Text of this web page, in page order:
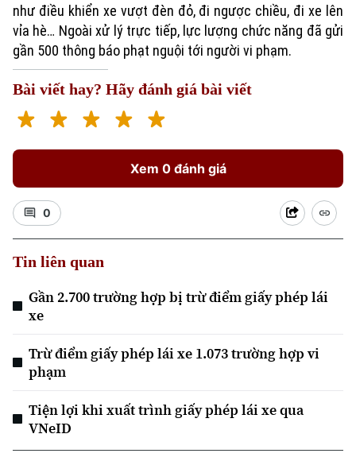
như điều khiển xe vượt đèn đỏ, đi ngược chiều, đi xe lên
vỉa hè… Ngoài xử lý trực tiếp, lực lượng chức năng đã gửi
gần 500 thông báo phạt nguội tới người vi phạm.
Bài viết hay? Hãy đánh giá bài viết
Xem 0 đánh giá
0
Tin liên quan
Gần 2.700 trường hợp bị trừ điểm giấy phép lái
xe
Trừ điểm giấy phép lái xe 1.073 trường hợp vi
phạm
Tiện lợi khi xuất trình giấy phép lái xe qua
VNeID